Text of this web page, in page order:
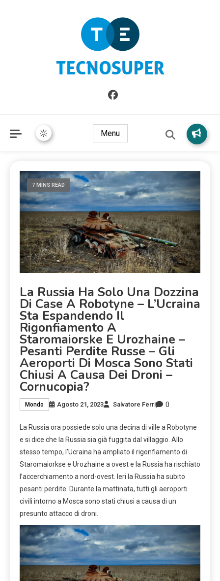
TecnoSuper.net
Informazioni sull'Italia. Seleziona gli argomenti di cui vuoi
saperne di più
Menu
7 MINS READ
La Russia Ha Solo Una Dozzina
Di Case A Robotyne – L’Ucraina
Sta Espandendo Il
Rigonfiamento A
Staromaiorske E Urozhaine –
Pesanti Perdite Russe – Gli
Aeroporti Di Mosca Sono Stati
Chiusi A Causa Dei Droni –
Cornucopia?
Mondo Agosto 21, 2023 Salvatore Ferri 0
La Russia ora possiede solo una decina di ville a Robotyne
e si dice che la Russia sia già fuggita dal villaggio. Allo
stesso tempo, l’Ucraina ha ampliato il rigonfiamento di
Staromaiorkse e Urozhaine a ovest e la Russia ha rischiato
l’accerchiamento a nord-ovest. Ieri la Russia ha subito
pesanti perdite. Durante la mattinata, tutti gli aeroporti
civili intorno a Mosca sono stati chiusi a causa di un
presunto attacco di droni.